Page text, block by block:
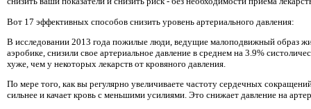
Вот 17 эффективных способов снизить уровень артериального давления:
В исследовании 2013 года пожилые люди, ведущие малоподвижный образ
аэробике, снизили свое артериальное давление в среднем на 3.9%
хуже, чем у некоторых лекарств от кровяного давления.
По мере того, как вы регулярно увеличиваете частоту сердечных
сильнее и качает кровь с меньшими усилиями. Это снижает давление на